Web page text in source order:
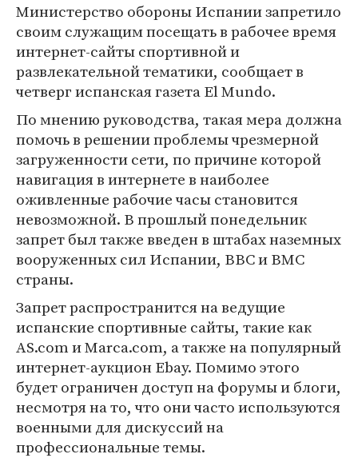
Министерство обороны Испании запретило
своим служащим посещать в рабочее время
интернет-сайты спортивной и
развлекательной тематики, сообщает в
четверг испанская газета El Mundo.
По мнению руководства, такая мера должна
помочь в решении проблемы чрезмерной
загруженности сети, по причине которой
навигация в интернете в наиболее
оживленные рабочие часы становится
невозможной. В прошлый понедельник
запрет был также введен в штабах наземных
вооруженных сил Испании, ВВС и ВМС
страны.
Запрет распространится на ведущие
испанские спортивные сайты, такие как
AS.com и Marca.com, а также на популярный
интернет-аукцион Ebay. Помимо этого
будет ограничен доступ на форумы и блоги,
несмотря на то, что они часто используются
военными для дискуссий на
профессиональные темы.